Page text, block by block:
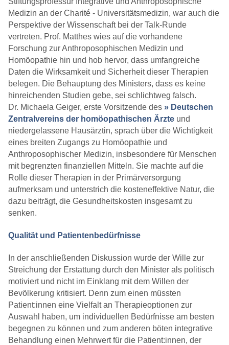
Medizin an der Charité - Universitätsmedizin, war auch die
Perspektive der Wissenschaft bei der Talk-Runde
vertreten. Prof. Matthes wies auf die vorhandene
Forschung zur Anthroposophischen Medizin und
Homöopathie hin und hob hervor, dass umfangreiche
Daten die Wirksamkeit und Sicherheit dieser Therapien
belegen. Die Behauptung des Ministers, dass es keine
hinreichenden Studien gebe, sei schlichtweg falsch.
Dr. Michaela Geiger, erste Vorsitzende des » Deutschen
Zentralvereins der homöopathischen Ärzteund
niedergelassene Hausärztin, sprach über die Wichtigkeit
eines breiten Zugangs zu Homöopathie und
Anthroposophischer Medizin, insbesondere für Menschen
mit begrenzten finanziellen Mitteln. Sie machte auf die
Rolle dieser Therapien in der Primärversorgung
aufmerksam und unterstrich die kosteneffektive Natur, die
dazu beiträgt, die Gesundheitskosten insgesamt zu
senken.
Qualität und Patientenbedürfnisse
In der anschließenden Diskussion wurde der Wille zur
Streichung der Erstattung durch den Minister als politisch
motiviert und nicht im Einklang mit dem Willen der
Bevölkerung kritisiert. Denn zum einen müssten
Patient:innen eine Vielfalt an Therapieoptionen zur
Auswahl haben, um individuellen Bedürfnisse am besten
begegnen zu können und zum anderen böten integrative
Behandlung einen Mehrwert für die Patient:innen, der